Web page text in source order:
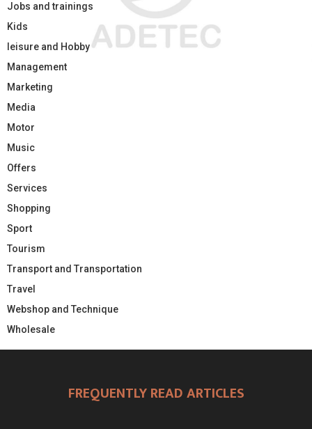
Jobs and trainings
Kids
leisure and Hobby
Management
Marketing
Media
Motor
Music
Offers
Services
Shopping
Sport
Tourism
Transport and Transportation
Travel
Webshop and Technique
Wholesale
FREQUENTLY READ ARTICLES